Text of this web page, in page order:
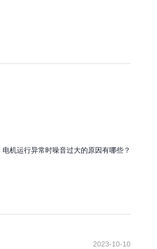
电机运行异常时噪音过大的原因有哪些？
2023-10-10